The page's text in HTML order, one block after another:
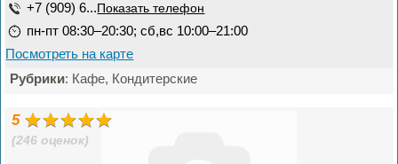
+7 (909) 6... Показать телефон
пн-пт 08:30–20:30; сб,вс 10:00–21:00
Посмотреть на карте
Рубрики: Кафе, Кондитерские
5
(246 оценок)